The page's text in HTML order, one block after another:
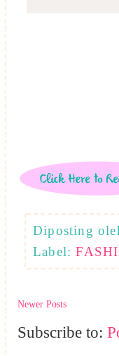
Diposting
Label:
Newer Posts
Subscribe to: